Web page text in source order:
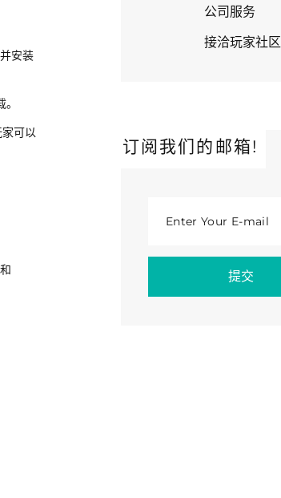
安装
可以
公司服务
接洽玩家社区
订阅我们的邮箱!
Enter Your E-mail
提交